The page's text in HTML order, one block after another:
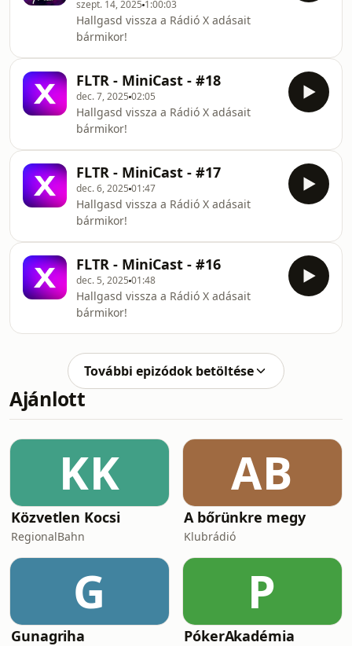
szept. 14, 2025 1:00:03
Hallgasd vissza a Rádió X adásait
bármikor!
FLTR - MiniCast - #18
dec. 7, 2025 02:05
Hallgasd vissza a Rádió X adásait
bármikor!
FLTR - MiniCast - #17
dec. 6, 2025 01:47
Hallgasd vissza a Rádió X adásait
bármikor!
FLTR - MiniCast - #16
dec. 5, 2025 01:48
Hallgasd vissza a Rádió X adásait
bármikor!
További epizódok betöltése
Ajánlott
KK
Közvetlen Kocsi
RegionalBahn
AB
A bőrünkre megy
Klubrádió
G
Gunagriha
P
PókerAkadémia